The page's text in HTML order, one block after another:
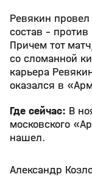
Ревякин
состав –
Причем тот
со сломанной
карьера
оказался в
Где сейчас: В
московского
нашел.
Александр